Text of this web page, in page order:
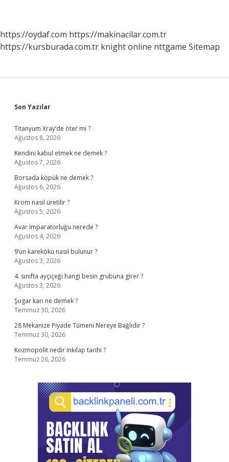
https://oydaf.com https://makinacilar.com.tr
https://kursburada.com.tr knight online nttgame Sitemap
Sidebar
Son Yazılar
Titanyum Xray’de öter mi ?
Ağustos 8, 2026
Kendini kabul etmek ne demek ?
Ağustos 7, 2026
Borsada köpük ne demek ?
Ağustos 6, 2026
Krom nasıl üretilir ?
Ağustos 5, 2026
Avar İmparatorluğu nerede ?
Ağustos 4, 2026
9’un karekökü nasıl bulunur ?
Ağustos 3, 2026
4. sınıfta ayçiçeği hangi besin grubuna girer ?
Ağustos 3, 2026
Şugar karı ne demek ?
Temmuz 30, 2026
28 Mekanize Piyade Tümeni Nereye Bağlıdır ?
Temmuz 30, 2026
Kozmopolit nedir inkılap tarihi ?
Temmuz 26, 2026